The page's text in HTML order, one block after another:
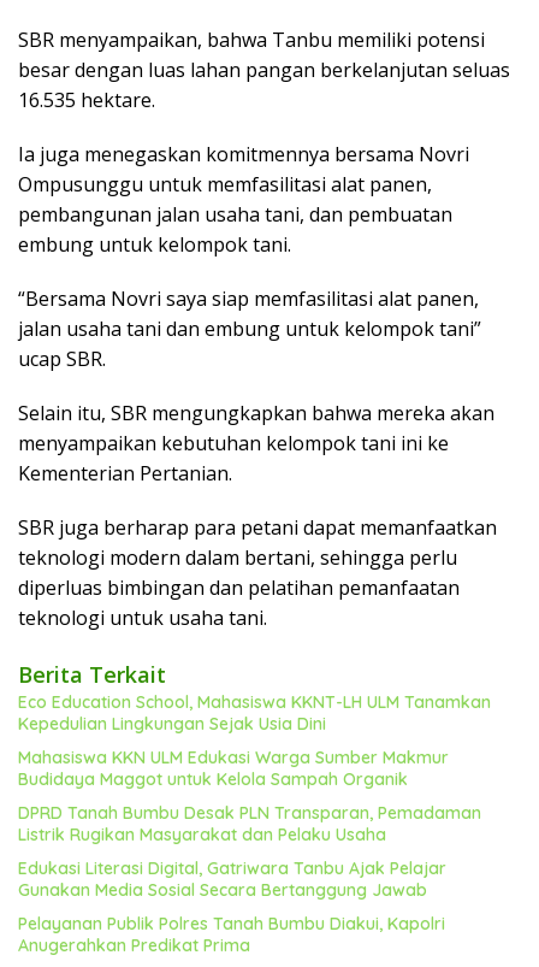
SBR menyampaikan, bahwa Tanbu memiliki potensi
besar dengan luas lahan pangan berkelanjutan seluas
16.535 hektare.
Ia juga menegaskan komitmennya bersama Novri
Ompusunggu untuk memfasilitasi alat panen,
pembangunan jalan usaha tani, dan pembuatan
embung untuk kelompok tani.
“Bersama Novri saya siap memfasilitasi alat panen,
jalan usaha tani dan embung untuk kelompok tani”
ucap SBR.
Selain itu, SBR mengungkapkan bahwa mereka akan
menyampaikan kebutuhan kelompok tani ini ke
Kementerian Pertanian.
SBR juga berharap para petani dapat memanfaatkan
teknologi modern dalam bertani, sehingga perlu
diperluas bimbingan dan pelatihan pemanfaatan
teknologi untuk usaha tani.
Berita Terkait
Eco Education School, Mahasiswa KKNT-LH ULM Tanamkan
Kepedulian Lingkungan Sejak Usia Dini
Mahasiswa KKN ULM Edukasi Warga Sumber Makmur
Budidaya Maggot untuk Kelola Sampah Organik
DPRD Tanah Bumbu Desak PLN Transparan, Pemadaman
Listrik Rugikan Masyarakat dan Pelaku Usaha
Edukasi Literasi Digital, Gatriwara Tanbu Ajak Pelajar
Gunakan Media Sosial Secara Bertanggung Jawab
Pelayanan Publik Polres Tanah Bumbu Diakui, Kapolri
Anugerahkan Predikat Prima